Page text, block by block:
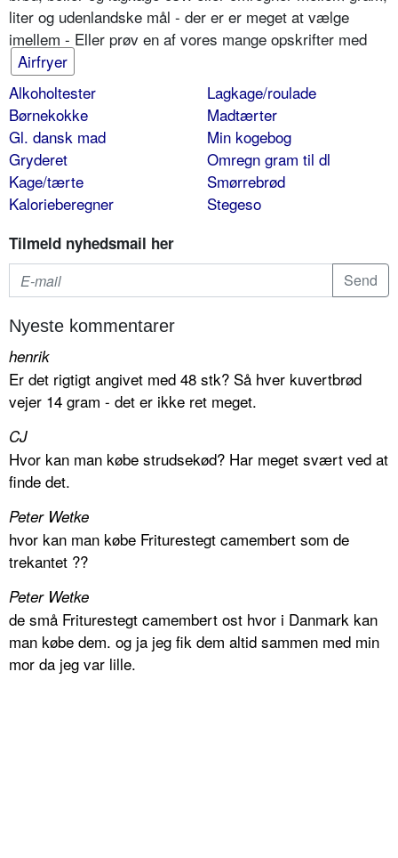
liter og udenlandske mål - der er er meget at vælge
imellem - Eller prøv en af vores mange opskrifter med
Airfryer
Alkoholtester
Børnekokke
Gl. dansk mad
Gryderet
Kage/tærte
Kalorieberegner
Lagkage/roulade
Madtærter
Min kogebog
Omregn gram til dl
Smørrebrød
Stegeso
Tilmeld nyhedsmail her
Nyeste kommentarer
henrik
Er det rigtigt angivet med 48 stk? Så hver kuvertbrød
vejer 14 gram - det er ikke ret meget.
CJ
Hvor kan man købe strudsekød? Har meget svært ved at
finde det.
Peter Wetke
hvor kan man købe Friturestegt camembert som de
trekantet ??
Peter Wetke
de små Friturestegt camembert ost hvor i Danmark kan
man købe dem. og ja jeg fik dem altid sammen med min
mor da jeg var lille.